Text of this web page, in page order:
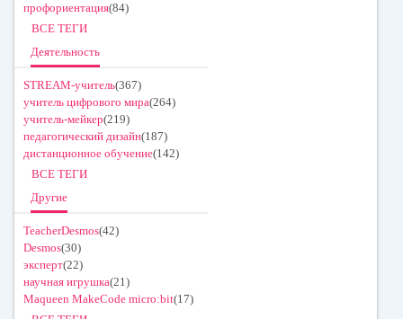
профориентация(84)
ВСЕ ТЕГИ
Деятельность
STREAM-учитель(367)
учитель цифрового мира(264)
учитель-мейкер(219)
педагогический дизайн(187)
дистанционное обучение(142)
ВСЕ ТЕГИ
Другие
TeacherDesmos(42)
Desmos(30)
эксперт(22)
научная игрушка(21)
Maqueen MakeCode micro:bit(17)